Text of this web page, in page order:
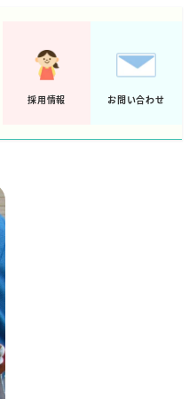
採用情報 お問い合わせ